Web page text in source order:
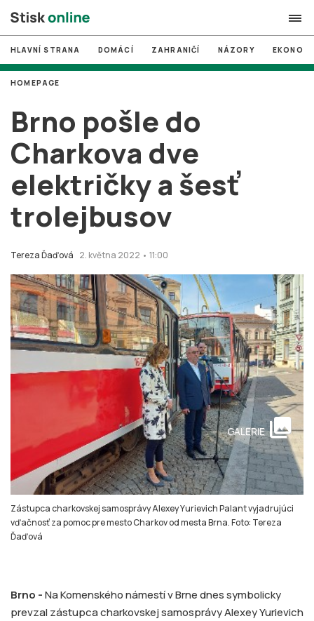
search
# MUNI
# Brno
# volby
login PŘIHLÁSIT SE
Zapomněli jste heslo?
HLAVNÍ STRANA DOMÁCÍ ZAHRANIČÍ NÁZORY
Brno pošle do
Charkova dve
električky a šesť
trolejbusov
Tereza Ďaďová 2. května 2022 • 11:00
HOMEPAGE
Zástupca charkovskej samosprávy Alexey Yurievich Palant vyjadrujúci
vďačnosť za pomoc pre mesto Charkov od mesta Brna. Foto: Tereza
Ďaďová
GALERIE collections
Brno -Na Komenského námestí v Brne dnes symbolicky
prevzal zástupca charkovskej samosprávy Alexey Yurievich